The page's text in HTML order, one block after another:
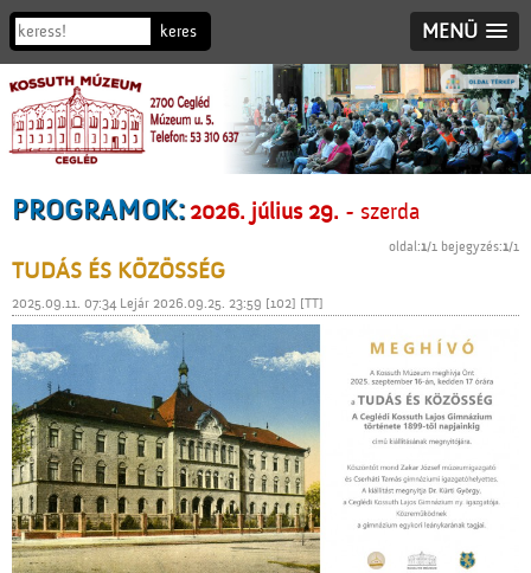
MENÜ
PROGRAMOK:2026. július 29. - szerda
oldal:1/1 bejegyzés:1/1
TUDÁS ÉS KÖZÖSSÉG
2025.09.11. 07:34 Lejár 2026.09.25. 23:59 [102] [TT]